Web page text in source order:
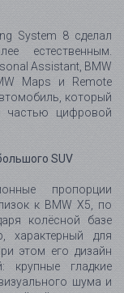
колёсной базе
этом его дизайн
гладкие
шума и
силы.
оснащается 20-
а в качестве
внешний образ
напрямую
панель
требуется
чем двигателю